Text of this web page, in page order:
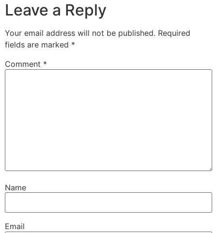
Leave a Reply
Your email address will not be published. Required
fields are marked *
Comment *
Name
Email